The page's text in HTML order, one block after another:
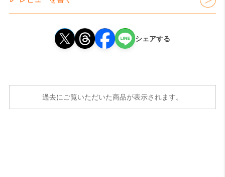
シェアする
過去にご覧いただいた商品が表示されます。